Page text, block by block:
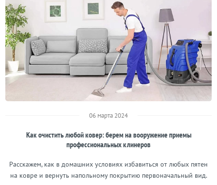
06 марта 2024
Как очистить любой ковер: берем на вооружение приемы
профессиональных клинеров
Расскажем, как в домашних условиях избавиться от любых пятен
на ковре и вернуть напольному покрытию первоначальный вид.